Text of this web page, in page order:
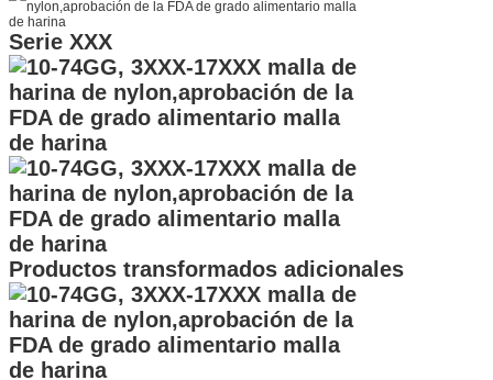
Serie XXX
Productos transformados adicionales